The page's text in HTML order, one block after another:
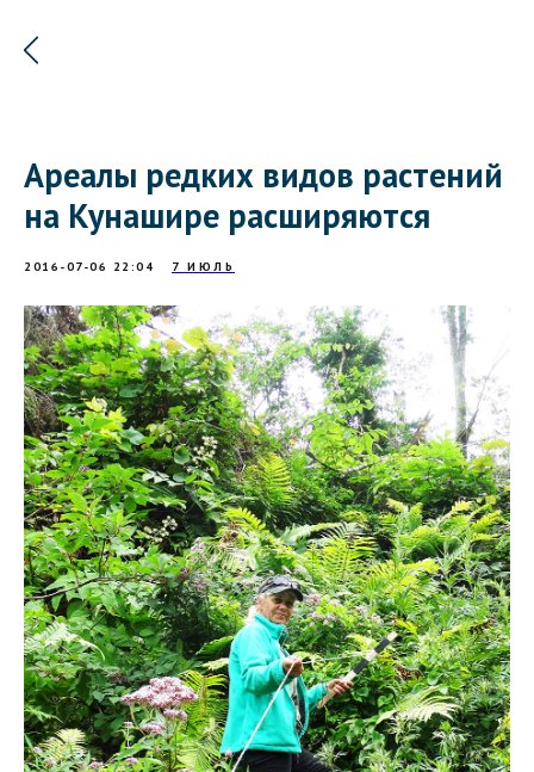
Ареалы редких видов растений
на Кунашире расширяются
2016-07-06 22:04 7 ИЮЛЬ